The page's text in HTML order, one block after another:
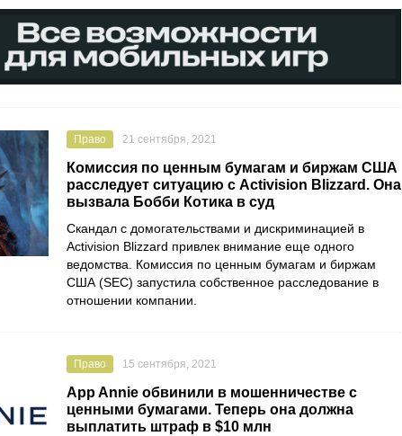
Право 21 сентября, 2021
Комиссия по ценным бумагам и биржам США
расследует ситуацию с Activision Blizzard. Она
вызвала Бобби Котика в суд
Скандал с домогательствами и дискриминацией в
Activision Blizzard привлек внимание еще одного
ведомства. Комиссия по ценным бумагам и биржам
США (SEC) запустила собственное расследование в
отношении компании.
Право 15 сентября, 2021
App Annie обвинили в мошенничестве с
ценными бумагами. Теперь она должна
выплатить штраф в $10 млн